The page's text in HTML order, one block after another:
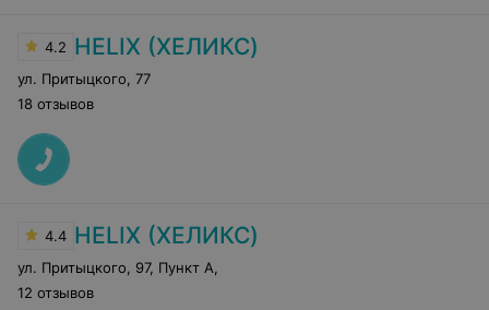
4.2 HELIX (ХЕЛИКС)
ул. Притыцкого 77
18 отзывов
4.4 HELIX (ХЕЛИКС)
ул. Притыцкого, 97, Пункт А,
12 отзывов